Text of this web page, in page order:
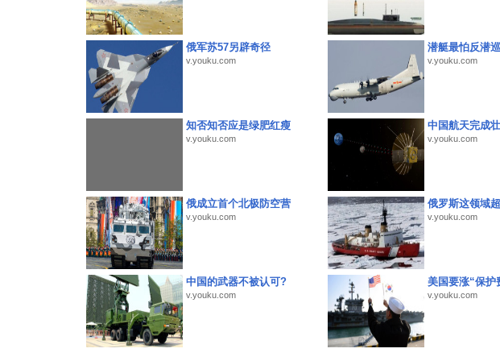
俄军苏57另辟奇径
v.youku.com
潜艇最怕反潜
v.youku.com
知否知否应是绿肥红瘦
v.youku.com
中国航天完成
v.youku.com
俄成立首个北极防空营
v.youku.com
俄罗斯这领域
v.youku.com
中国的武器不被认可?
v.youku.com
美国要涨“保护
v.youku.com